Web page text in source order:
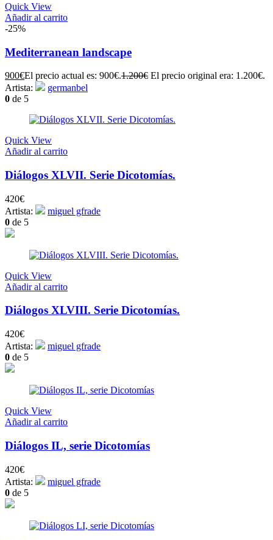
Quick View
Añadir al carrito
-25%
Mediterranean landscape
900€El precio actual es: 900€.1.200€ El precio original era: 1.200€.
Artista:
germanbel
0 de 5
Quick View
Añadir al carrito
Diálogos XLVII. Serie Dicotomías.
420€
Artista:
miguel gfrade
0 de 5
Quick View
Añadir al carrito
Diálogos XLVIII. Serie Dicotomías.
420€
Artista:
miguel gfrade
0 de 5
Quick View
Añadir al carrito
Diálogos IL, serie Dicotomías
420€
Artista:
miguel gfrade
0 de 5